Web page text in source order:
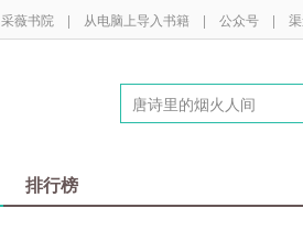
采薇书院 | 从电脑上导入书籍 | 公众号 |
排行榜